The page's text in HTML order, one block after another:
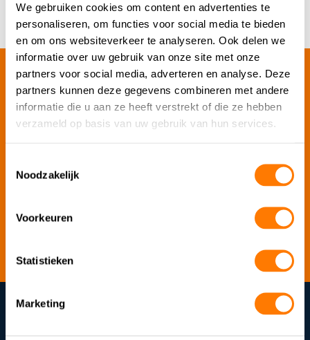
We gebruiken cookies om content en advertenties te
personaliseren, om functies voor social media te bieden
en om ons websiteverkeer te analyseren. Ook delen we
informatie over uw gebruik van onze site met onze
partners voor social media, adverteren en analyse. Deze
partners kunnen deze gegevens combineren met andere
informatie die u aan ze heeft verstrekt of die ze hebben
verzameld op basis van uw gebruik van hun services.
Noodzakelijk
Voorkeuren
Statistieken
Marketing
Downloads